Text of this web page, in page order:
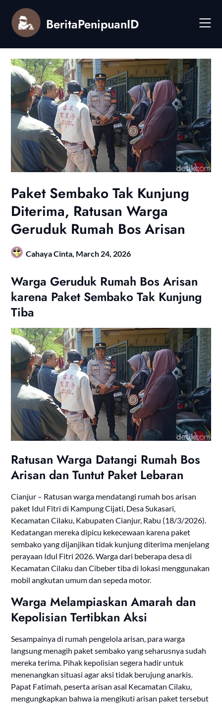
content
BeritaPenipuanID
Paket Sembako Tak Kunjung
Diterima, Ratusan Warga
Geruduk Rumah Bos Arisan
Cahaya Cinta, March 24, 2026
Warga Geruduk Rumah Bos Arisan
karena Paket Sembako Tak Kunjung
Tiba
Ratusan Warga Datangi Rumah Bos
Arisan dan Tuntut Paket Lebaran
Cianjur – Ratusan warga mendatangi rumah bos arisan
paket Idul Fitri di Kampung Cijati, Desa Sukasari,
Kecamatan Cilaku, Kabupaten Cianjur, Rabu (18/3/2026).
Kedatangan mereka dipicu kekecewaan karena paket
sembako yang dijanjikan tidak kunjung diterima menjelang
perayaan Idul Fitri 2026. Warga dari beberapa desa di
Kecamatan Cilaku dan Cibeber tiba di lokasi menggunakan
mobil angkutan umum dan sepeda motor.
Warga Melampiaskan Amarah dan
Kepolisian Tertibkan Aksi
Sesampainya di rumah pengelola arisan, para warga
langsung menagih paket sembako yang seharusnya sudah
mereka terima. Pihak kepolisian segera hadir untuk
menenangkan situasi agar aksi tidak berujung anarkis.
Papat Fatimah, peserta arisan asal Kecamatan Cilaku,
mengungkapkan bahwa ia mengikuti arisan paket tersebut